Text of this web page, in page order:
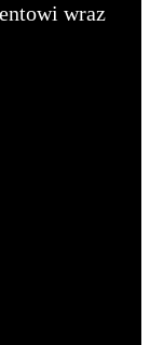
wraz